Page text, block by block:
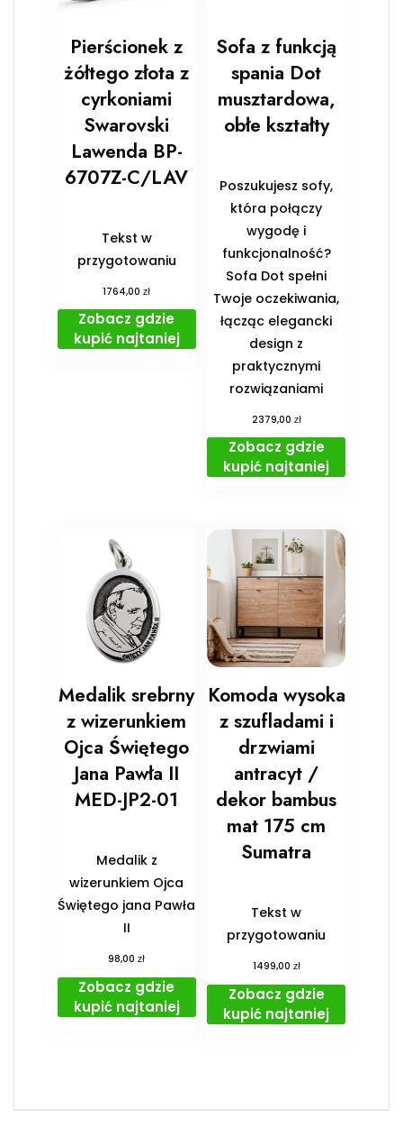
Pierścionek z
żółtego złota z
cyrkoniami
Swarovski
Lawenda BP-
6707Z-C/LAV
Tekst w
przygotowaniu
1764,00zł
Zobacz gdzie
kupić najtaniej
Sofa z funkcją
spania Dot
musztardowa,
obłe kształty
Poszukujesz sofy,
która połączy
wygodę i
funkcjonalność?
Sofa Dot spełni
Twoje oczekiwania,
łącząc elegancki
design z
praktycznymi
rozwiązaniami
2379,00 zł
Zobacz gdzie
kupić najtaniej
Medalik srebrny
z wizerunkiem
Ojca Świętego
Jana Pawła II
MED-JP2-01
Medalik z
wizerunkiem Ojca
Świętego jana Pawła
II
98,00zł
Zobacz gdzie
kupić najtaniej
Komoda wysoka
z szufladami i
drzwiami
antracyt /
dekor bambus
mat 175 cm
Sumatra
Tekst w
przygotowaniu
1499,00 zł
Zobacz gdzie
kupić najtaniej